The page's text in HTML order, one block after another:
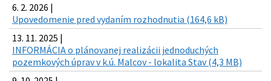
6. 2. 2026 |
Upovedomenie pred vydaním rozhodnutia (164,6 kB)
13. 11. 2025 |
INFORMÁCIA o plánovanej realizácii jednoduchých
pozemkových úprav v k.ú. Malcov - lokalita Stav (4,3 MB)